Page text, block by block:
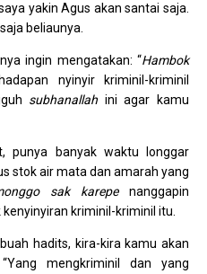
yakin Agus akan santai saja.
beliaunya.
ingin mengatakan: “Hambok
nyinyir kriminil-kriminil
subhanallah ini agar kamu
punya banyak waktu longgar
stok air mata dan amarah yang
sak karepe nanggapin
kriminil-kriminil itu.
hadits, kira-kira kamu akan
mengkriminil dan yang